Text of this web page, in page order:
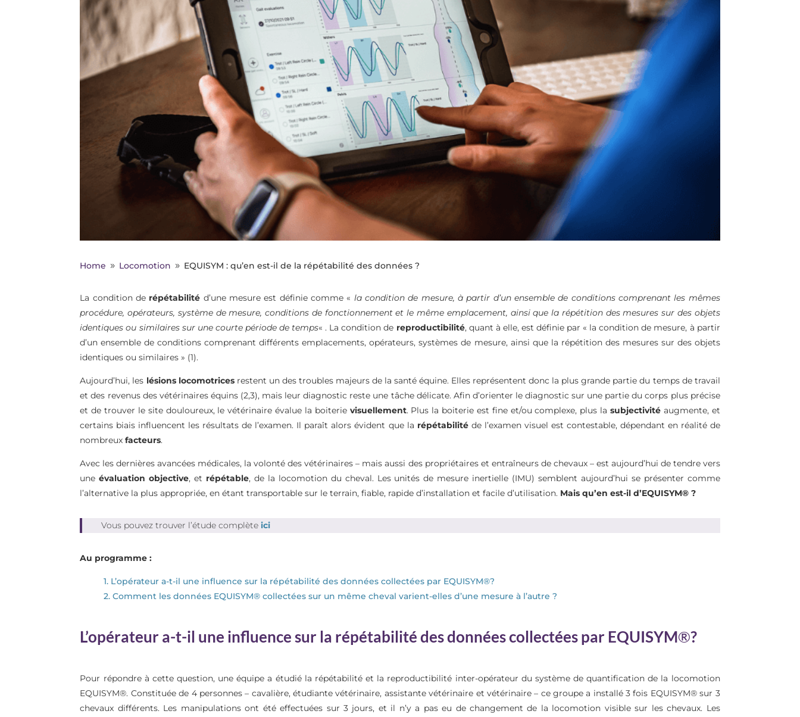
Home 9 Locomotion 9 EQUISYM : qu’en est-il de la répétabilité des données ?
La condition de répétabilité d’une mesure est définie comme « la condition de mesure, à partir d’un ensemble de conditions comprenant les mêmes
procédure, opérateurs, système de mesure, conditions de fonctionnement et le même emplacement, ainsi que la répétition des mesures sur des objets
identiques ou similaires sur une courte période de temps« . La condition de reproductibilité, quant à elle, est définie par « la condition de mesure, à partir
d’un ensemble de conditions comprenant différents emplacements, opérateurs, systèmes de mesure, ainsi que la répétition des mesures sur des objets
identiques ou similaires » (1).
Aujourd’hui, les lésions locomotricesrestent un des troubles majeurs de la santé équine. Elles représentent donc la plus grande partie du temps de travail
et des revenus des vétérinaires équins (2,3), mais leur diagnostic reste une tâche délicate. Afin d’orienter le diagnostic sur une partie du corps plus précise
et de trouver le site douloureux, le vétérinaire évalue la boiterie visuellement. Plus la boiterie est fine et/ou complexe, plus la subjectivitéaugmente, et
certains biais influencent les résultats de l’examen. Il paraît alors évident que la répétabilitéde l’examen visuel est contestable, dépendant en réalité de
nombreuxfacteurs.
Avec les dernières avancées médicales, la volonté des vétérinaires – mais aussi des propriétaires et entraîneurs de chevaux – est aujourd’hui de tendre vers
uneévaluation objective, et répétable, de la locomotion du cheval. Les unités de mesure inertielle (IMU) semblent aujourd’hui se présenter comme
l’alternative la plus appropriée, en étant transportable sur le terrain, fiable, rapide d’installation et facile d’utilisation. Mais qu’en est-il d’EQUISYM® ?
Vous pouvez trouver l’étude complèteici
Au programme :
1. L’opérateur a-t-il une influence sur la répétabilité des données collectées par EQUISYM®?
2. Comment les données EQUISYM® collectées sur un même cheval varient-elles d’une mesure à l’autre ?
L’opérateur a-t-il une influence sur la répétabilité des données collectées par EQUISYM®?
Pour répondre à cette question, une équipe a étudié la répétabilité et la reproductibilité inter-opérateur du système de quantification de la locomotion
EQUISYM®. Constituée de 4 personnes – cavalière, étudiante vétérinaire, assistante vétérinaire et vétérinaire – ce groupe a installé 3 fois EQUISYM® sur 3
chevaux différents. Les manipulations ont été effectuées sur 3 jours, et il n’y a pas eu de changement de la locomotion visible sur les chevaux. Les